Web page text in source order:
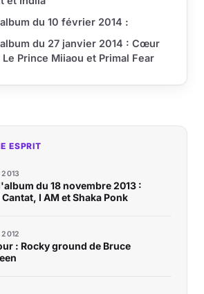
du 10 février 2014 :
du 27 janvier 2014 : Cœur
Prince Miiaou et Primal Fear
ESPRIT
2013
du 18 novembre 2013 :
I AM et Shaka Ponk
2012
: Rocky ground de Bruce